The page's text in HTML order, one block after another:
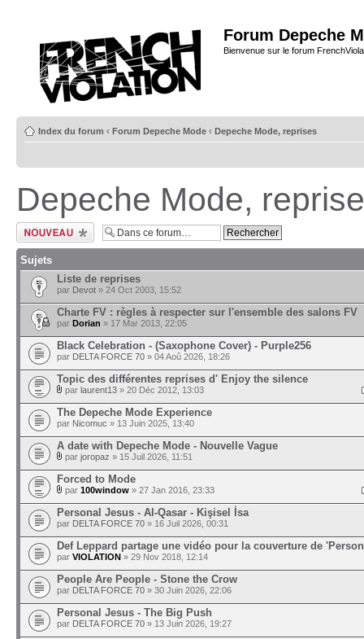
Forum Depeche
Bienvenue sur le forum
Index du forum ‹ Forum Depeche Mode ‹ Depeche Mode, reprises
Depeche Mode,
Ecrire un nouveau
sujet
Sujets
Liste de reprises
par Devot » 24 Oct 2003, 15:52
Charte FV : règles à respecter sur l'ensemble des salons FV
par Dorian » 17 Mar 2013, 22:05
Black Celebration - (Saxophone Cover) - Purple256
par DELTA FORCE 70 » 04 Aoû 2026, 18:26
Topic des différentes reprises d' Enjoy the silence
par laurent13 » 20 Déc 2012, 13:03
The Depeche Mode Experience
par Nicomuc » 13 Juin 2025, 13:40
A date with Depeche Mode - Nouvelle Vague
par joropaz » 15 Juil 2026, 11:51
Forced to Mode
par 100window » 27 Jan 2016, 23:33
Personal Jesus - Al‐Qasar - Kişisel İsa
par DELTA FORCE 70 » 16 Juil 2026, 00:31
Def Leppard partage une vidéo pour la couverture de
par VIOLATION » 29 Nov 2018, 12:14
People Are People - Stone the Crow
par DELTA FORCE 70 » 30 Juin 2026, 22:06
Personal Jesus - The Big Push
par DELTA FORCE 70 » 13 Juin 2026, 19:27